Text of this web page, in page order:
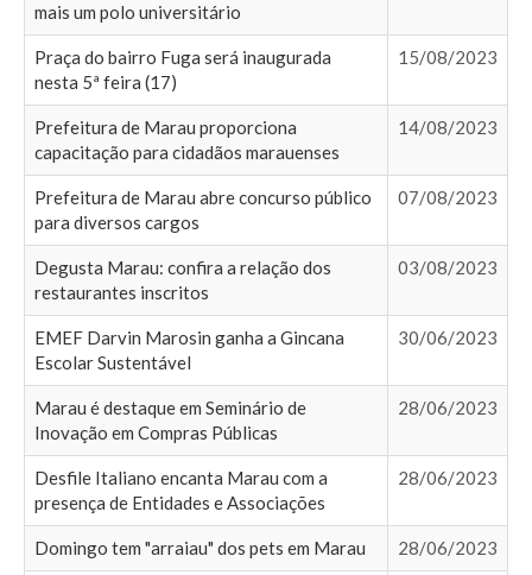
mais um polo universitário
Praça do bairro Fuga será inaugurada
nesta 5ª feira (17)
15/08/2023
Prefeitura de Marau proporciona
capacitação para cidadãos marauenses
14/08/2023
Prefeitura de Marau abre concurso público
para diversos cargos
07/08/2023
Degusta Marau: confira a relação dos
restaurantes inscritos
03/08/2023
EMEF Darvin Marosin ganha a Gincana
Escolar Sustentável
30/06/2023
Marau é destaque em Seminário de
Inovação em Compras Públicas
28/06/2023
Desfile Italiano encanta Marau com a
presença de Entidades e Associações
28/06/2023
Domingo tem "arraiau" dos pets em Marau 28/06/2023